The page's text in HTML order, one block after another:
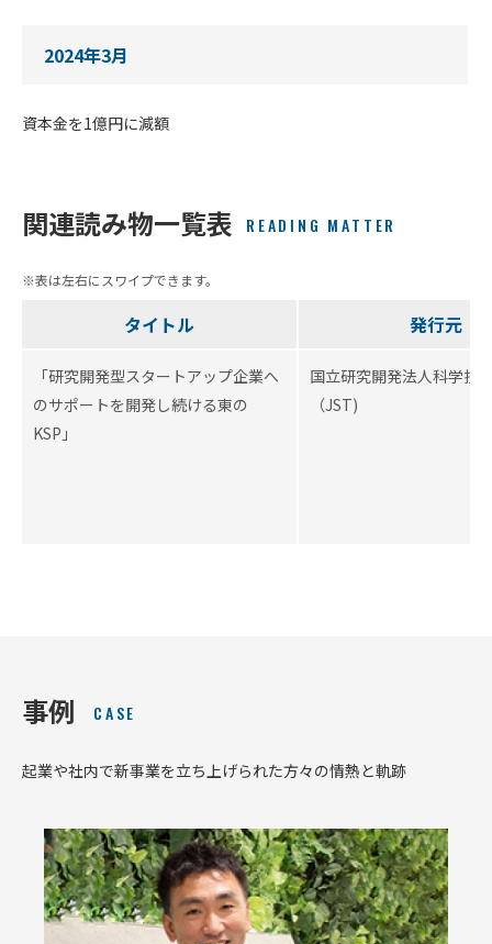
2024年3月
資本金を1億円に減額
関連読み物一覧表 READING MATTER
タイトル 発行元
「研究開発型スタートアップ企業へ
のサポートを開発し続ける東の
KSP」
国立研究開発法人科学技
（JST)
事例 CASE
起業や社内で新事業を立ち上げられた方々の情熱と軌跡